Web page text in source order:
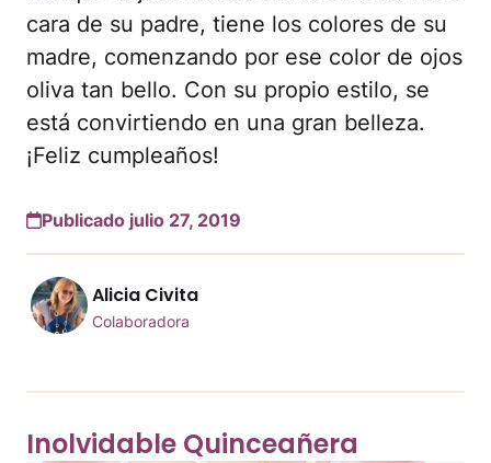
cara de su padre, tiene los colores de su
madre, comenzando por ese color de ojos
oliva tan bello. Con su propio estilo, se
está convirtiendo en una gran belleza.
¡Feliz cumpleaños!
Publicado julio 27, 2019
Alicia Civita
Colaboradora
Inolvidable Quinceañera